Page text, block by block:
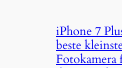
iPhone 7
beste
Fotokamera